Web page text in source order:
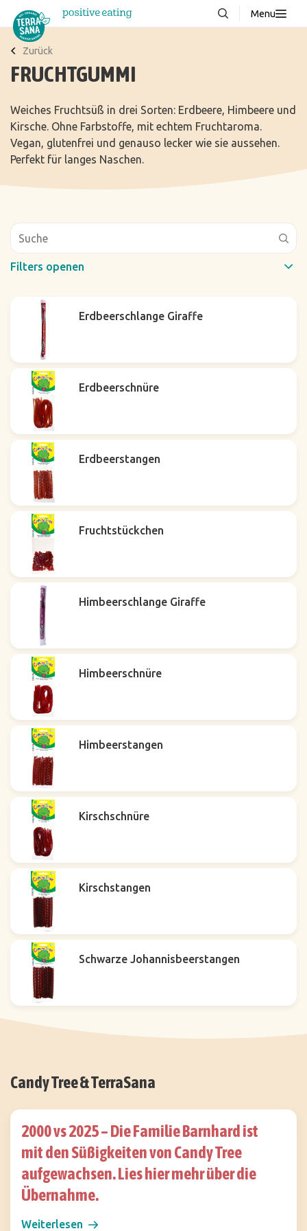
Menu
Über uns
Wissenswertes
FAQ
Rezepte
Zurück
FRUCHTGUMMI
Weiches Fruchtsüß in drei Sorten: Erdbeere, Himbeere und
Kirsche. Ohne Farbstoffe, mit echtem Fruchtaroma.
Vegan, glutenfrei und genauso lecker wie sie aussehen.
Perfekt für langes Naschen.
Filters openen
Erdbeerschlange Giraffe
Erdbeerschnüre
Erdbeerstangen
Fruchtstückchen
Himbeerschlange Giraffe
Himbeerschnüre
Himbeerstangen
Kirschschnüre
Kirschstangen
Schwarze Johannisbeerstangen
Candy Tree & TerraSana
2000 vs 2025 – Die Familie Barnhard ist
mit den Süßigkeiten von Candy Tree
aufgewachsen. Lies hier mehr über die
Übernahme.
Weiterlesen